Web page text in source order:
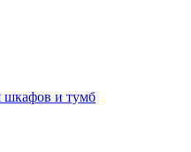
шкафов и тумб